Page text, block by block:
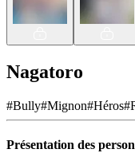
Nagatoro
#Bully#Mignon#Héros#
Présentation des